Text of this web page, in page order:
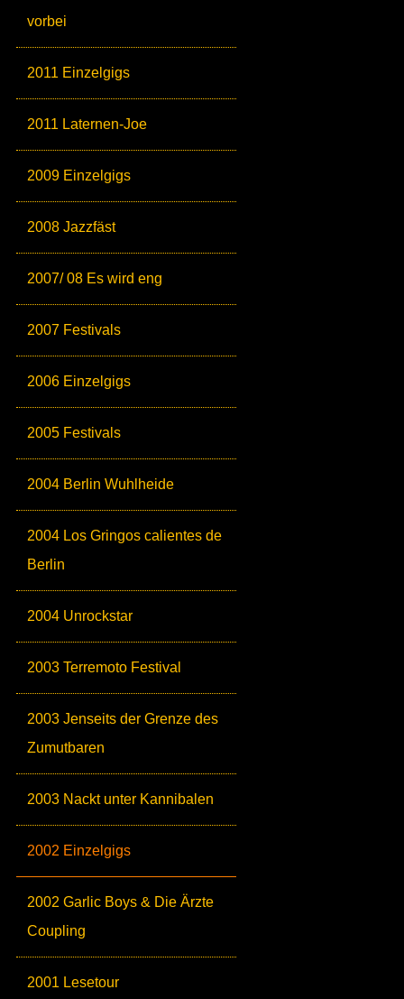
vorbei
2011 Einzelgigs
2011 Laternen-Joe
2009 Einzelgigs
2008 Jazzfäst
2007/ 08 Es wird eng
2007 Festivals
2006 Einzelgigs
2005 Festivals
2004 Berlin Wuhlheide
2004 Los Gringos calientes de
Berlin
2004 Unrockstar
2003 Terremoto Festival
2003 Jenseits der Grenze des
Zumutbaren
2003 Nackt unter Kannibalen
2002 Einzelgigs
2002 Garlic Boys & Die Ärzte
Coupling
2001 Lesetour